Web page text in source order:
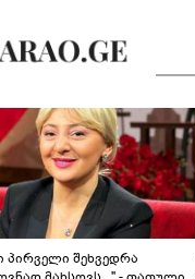
წლობით
საქმის
პირველი შეხვედრა